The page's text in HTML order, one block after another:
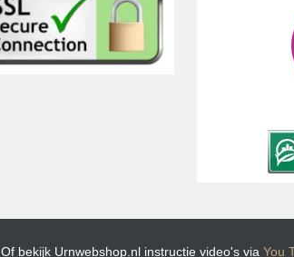
. Of bekijk Urnwebshop.nl instructie video's via You